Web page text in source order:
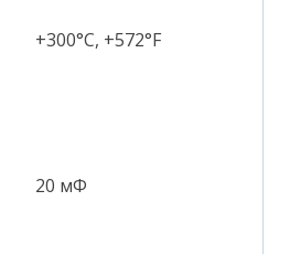
+300°С, +572°F
20 мФ